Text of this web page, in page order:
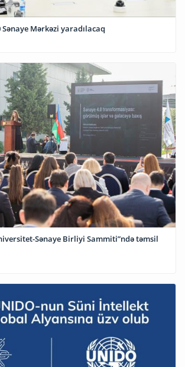
Mərkəzi yaradılacaq
Sənaye Birliyi Sammiti”ndə təmsil